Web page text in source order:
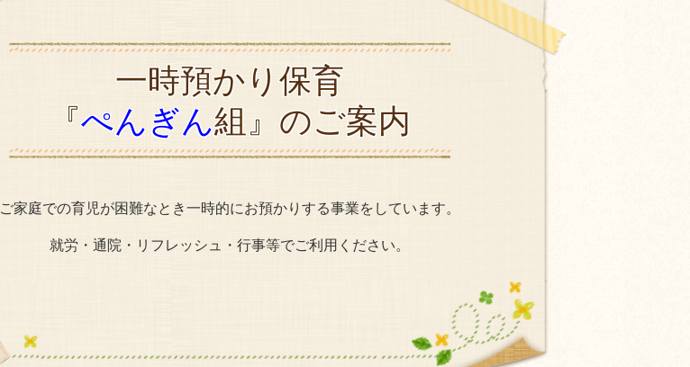
一時預かり保育
『ぺんぎん組』のご案内
ご家庭での育児が困難なとき一時的にお預かりする事業をしています。
就労・通院・リフレッシュ・行事等でご利用ください。